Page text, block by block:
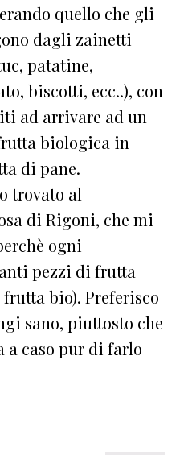
quello che gli
dagli zainetti
patatine,
biscotti, ecc..), con
ad arrivare ad un
biologica in
di pane.
trovato al
di Rigoni, che mi
ogni
pezzi di frutta
bio). Preferisco
sano, piuttosto che
a caso pur di farlo